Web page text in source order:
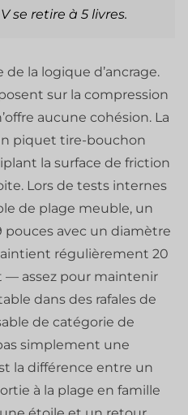
se retire à 5 livres.
la logique d’ancrage.
sur la compression
aucune cohésion. La
piquet tire-bouchon
la surface de friction
Lors de tests internes
de plage meuble, un
avec un diamètre
régulièrement 20
— assez pour maintenir
dans des rafales de
de catégorie de
simplement une
la différence entre un
à la plage en famille